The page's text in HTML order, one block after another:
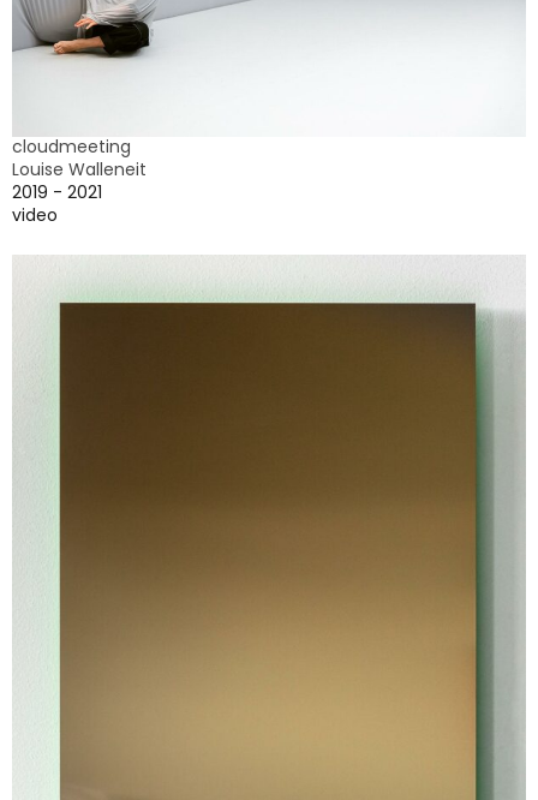
cloudmeeting
Louise Walleneit
2019 - 2021
video